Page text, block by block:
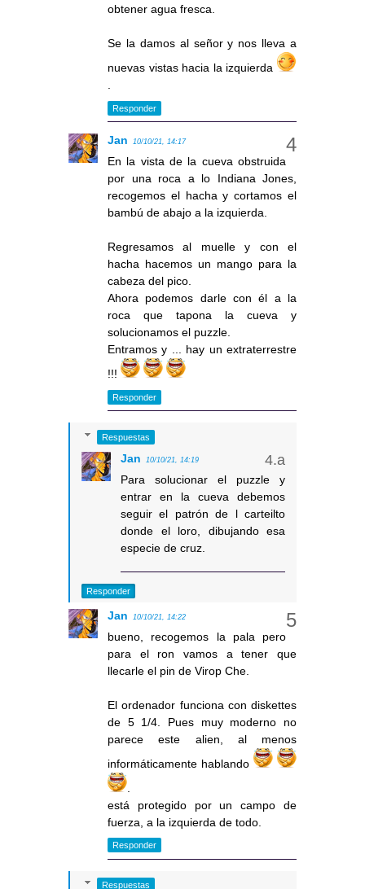
obtener agua fresca.
Se la damos al señor y nos lleva a
nuevas vistas hacia la izquierda
.
Responder
Jan 10/10/21, 14:17
En la vista de la cueva obstruida
por una roca a lo Indiana Jones,
recogemos el hacha y cortamos el
bambú de abajo a la izquierda.
Regresamos al muelle y con el
hacha hacemos un mango para la
cabeza del pico.
Ahora podemos darle con él a la
roca que tapona la cueva y
solucionamos el puzzle.
Entramos y ... hay un extraterrestre
!!!
Responder
Respuestas
Jan 10/10/21, 14:19
Para solucionar el puzzle y
entrar en la cueva debemos
seguir el patrón de l carteilto
donde el loro, dibujando esa
especie de cruz.
Responder
Jan 10/10/21, 14:22
bueno, recogemos la pala pero
para el ron vamos a tener que
llecarle el pin de Virop Che.
El ordenador funciona con diskettes
de 5 1/4. Pues muy moderno no
parece este alien, al menos
informáticamente hablando
está protegido por un campo de
fuerza, a la izquierda de todo.
Responder
Respuestas